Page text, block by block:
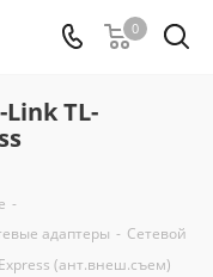
0
TL-
-
адаптеры - Сетевой
(ант.внеш.съем)